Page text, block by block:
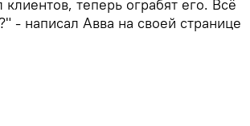
клиентов, теперь ограбят его. Всё
- написал Авва на своей странице